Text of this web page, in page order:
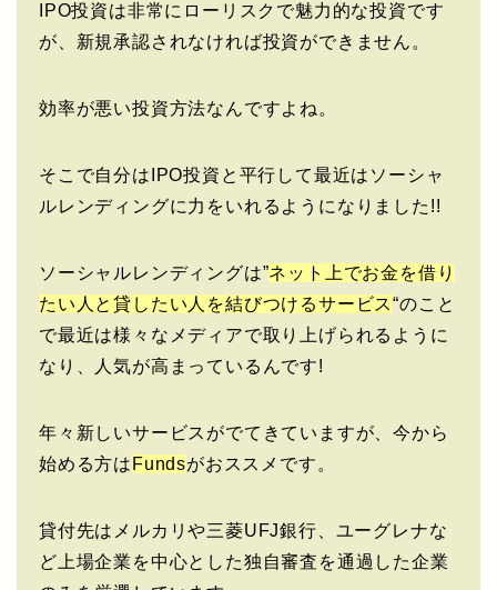
IPO投資は非常にローリスクで魅力的な投資です
が、新規承認されなければ投資ができません。
効率が悪い投資方法なんですよね。
そこで自分はIPO投資と平行して最近はソーシャ
ルレンディングに力をいれるようになりました!!
ソーシャルレンディングは”ネット上でお金を借り
たい人と貸したい人を結びつけるサービス“のこと
で最近は様々なメディアで取り上げられるように
なり、人気が高まっているんです!
年々新しいサービスがでてきていますが、今から
始める方は Fundsがおススメです。
貸付先はメルカリや三菱UFJ銀行、ユーグレナな
ど上場企業を中心とした独自審査を通過した企業